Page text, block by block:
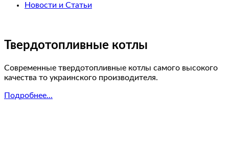
Новости и Статьи
Твердотопливные котлы
Современные твердотопливные котлы самого высокого
качества то украинского производителя.
Подробнее...